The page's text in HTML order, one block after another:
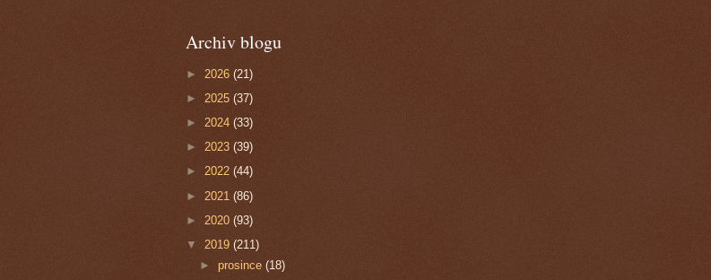
Archiv blogu
► 2026 (21)
► 2025 (37)
► 2024 (33)
► 2023 (39)
► 2022 (44)
► 2021 (86)
► 2020 (93)
▼ 2019 (211)
► prosince(18)